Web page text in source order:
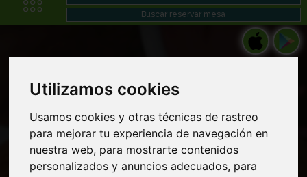
Utilizamos cookies
Usamos cookies y otras técnicas de rastreo
para mejorar tu experiencia de navegación en
nuestra web, para mostrarte contenidos
personalizados y anuncios adecuados, para
Restaurantes gourmets en Comida chino
japonesa domicilio cerca de mi